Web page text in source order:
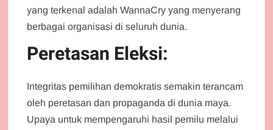
yang terkenal adalah WannaCry yang menyerang
berbagai organisasi di seluruh dunia.
Peretasan Eleksi:
Integritas pemilihan demokratis semakin terancam
oleh peretasan dan propaganda di dunia maya.
Upaya untuk mempengaruhi hasil pemilu melalui